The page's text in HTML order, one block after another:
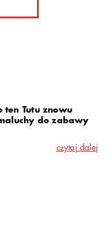
ten Tutu znowu
do zabawy
czytaj dalej